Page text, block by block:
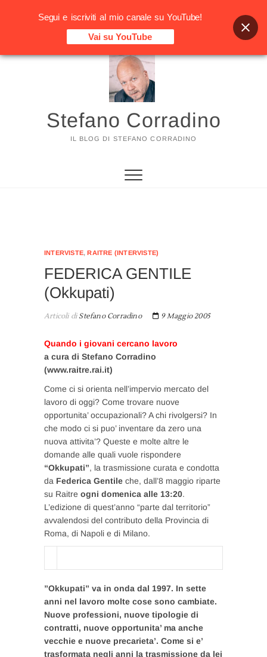
Vai
Stefano Corradino
IL BLOG DI STEFANO CORRADINO
INTERVISTE,RAITRE (INTERVISTE)
FEDERICA GENTILE
(Okkupati)
Articoli diStefano Corradino 9 Maggio 2005
Quando i giovani cercano lavoro
a cura di Stefano Corradino
(www.raitre.rai.it)
Come ci si orienta nell’impervio mercato del
lavoro di oggi? Come trovare nuove
opportunita’ occupazionali? A chi rivolgersi? In
che modo ci si puo’ inventare da zero una
nuova attivita’? Queste e molte altre le
domande alle quali vuole rispondere
“Okkupati”, la trasmissione curata e condotta
da Federica Gentile che, dall’8 maggio riparte
su Raitre ogni domenica alle 13:20.
L’edizione di quest’anno “parte dal territorio”
avvalendosi del contributo della Provincia di
Roma, di Napoli e di Milano.
”Okkupati” va in onda dal 1997. In sette
anni nel lavoro molte cose sono cambiate.
Nuove professioni, nuove tipologie di
contratti, nuove opportunita’ ma anche
vecchie e nuove precarieta’. Come si e’
trasformata negli anni la trasmissione da lei
Segui e iscriviti al mio canale su YouTube!
Vai su YouTube